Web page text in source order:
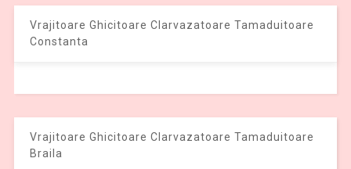
Vrajitoare Ghicitoare Clarvazatoare Tamaduitoare
Constanta
Vrajitoare Ghicitoare Clarvazatoare Tamaduitoare
Braila